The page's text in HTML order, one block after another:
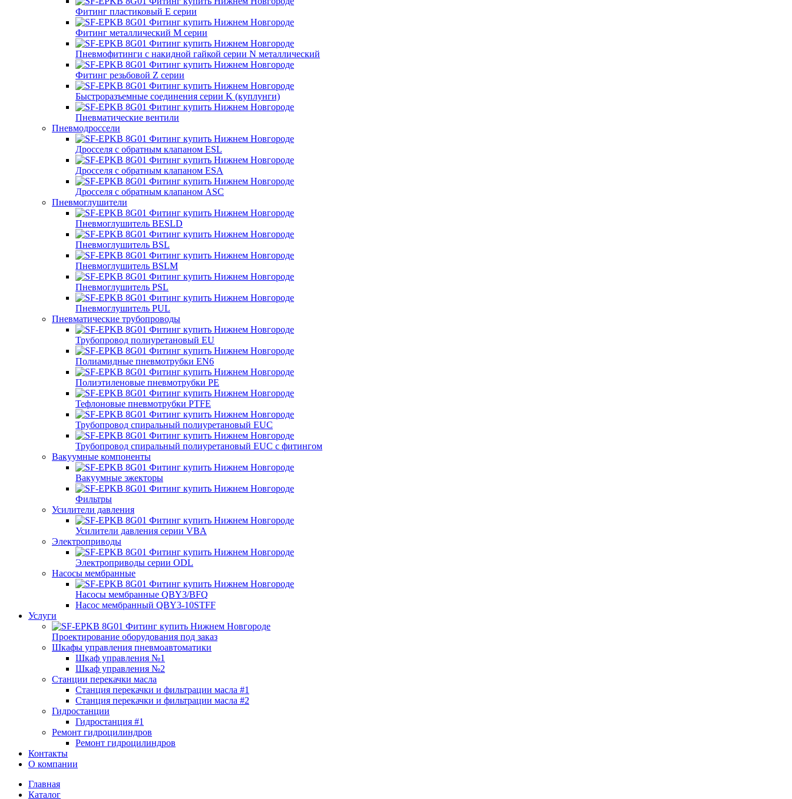
Фитинг пластиковый E серии
Фитинг металлический M серии
Пневмофитинги с накидной гайкой серии N металлический
Фитинг резьбовой Z серии
Быстроразъемные соединения серии K (куплунги)
Пневматические вентили
Пневмодроссели
Дросcеля с обратным клапаном ESL
Дросселя с обратным клапаном ESA
Дросселя с обратным клапаном ASC
Пневмоглушители
Пневмоглушитель BESLD
Пневмоглушитель BSL
Пневмоглушитель BSLM
Пневмоглушитель PSL
Пневмоглушитель PUL
Пневматические трубопроводы
Трубопровод полиуретановый EU
Полиамидные пневмотрубки EN6
Полиэтиленовые пневмотрубки PE
Тефлоновые пневмотрубки PTFE
Трубопровод спиральный полиуретановый EUC
Трубопровод спиральный полиуретановый EUC с фитингом
Вакуумные компоненты
Вакуумные эжекторы
Фильтры
Усилители давления
Усилители давления серии VBA
Электроприводы
Электроприводы серии ODL
Насосы мембранные
Насосы мембранные QBY3/BFQ
Насос мембранный QBY3-10STFF
Услуги
Проектирование оборудования под заказ
Шкафы управления пневмоавтоматики
Шкаф управления №1
Шкаф управления №2
Станции перекачки масла
Станция перекачки и фильтрации масла #1
Станция перекачки и фильтрации масла #2
Гидростанции
Гидростанция #1
Ремонт гидроцилиндров
Ремонт гидроцилиндров
Контакты
О компании
Главная
Каталог